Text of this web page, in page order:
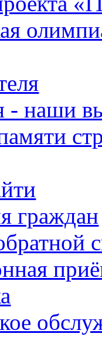
- наши
граждан